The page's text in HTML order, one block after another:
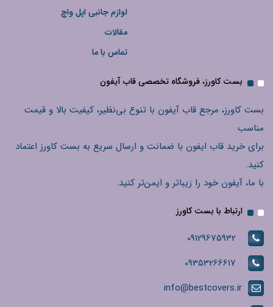
لوازم جانبی اپل واچ
مقالات
تماس با ما
بست کاورز، فروشگاه تخصصی قاب آیفون
بست کاورز، مرجع قاب آیفون با تنوع بی‌نظیر، کیفیت بالا و قیمت
مناسب
برای خرید قاب ایفون با ضمانت و ارسال سریع به بست کاورز اعتماد
کنید.
با ما، آیفون خود را زیباتر و ایمن‌تر کنید.
ارتباط با بست کاورز
09129675932
09353266617
info@bestcovers.ir